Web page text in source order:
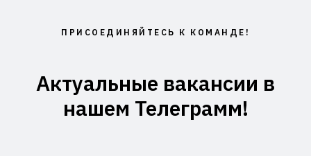
ПРИСОЕДИНЯЙТЕСЬ К КОМАНДЕ!
Актуальные вакансии в
нашем Телеграмм!